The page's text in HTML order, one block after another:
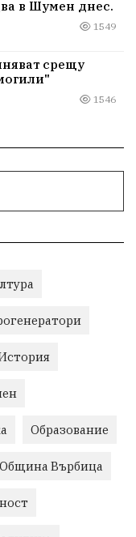
в Шумен днес.
1549
срещу
1546
Образование
Община Върбица